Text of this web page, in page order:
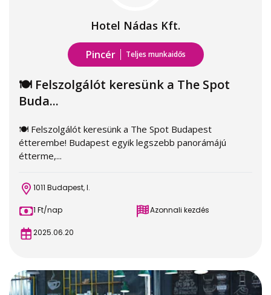
Hotel Nádas Kft.
Pincér Teljes munkaidős
🍽️ Felszolgálót keresünk a The Spot
Buda...
🍽️ Felszolgálót keresünk a The Spot Budapest
étterembe! Budapest egyik legszebb panorámájú
étterme,...
1011 Budapest, I.
1 Ft/nap Azonnali kezdés
2025.06.20